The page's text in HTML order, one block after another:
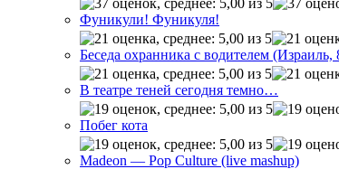
Фуникули! Фуникуля!
Беседа охранника с водителем (Израиль,
В театре теней сегодня темно…
Побег кота
Madeon — Pop Culture (live mashup)